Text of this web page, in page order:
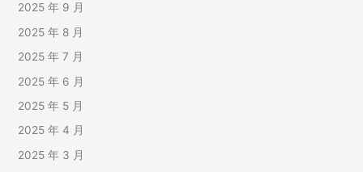
2025 年 9 月
2025 年 8 月
2025 年 7 月
2025 年 6 月
2025 年 5 月
2025 年 4 月
2025 年 3 月